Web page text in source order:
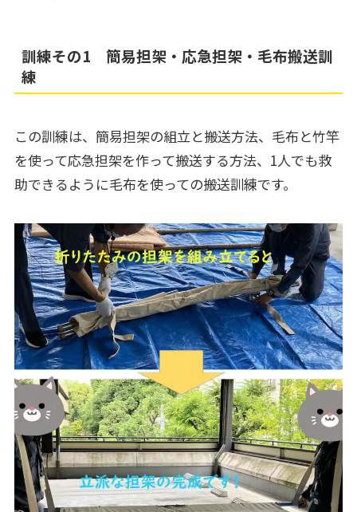
訓練その1 簡易担架・応急担架・毛布搬送訓
練
この訓練は、簡易担架の組立と搬送方法、毛布と竹竿
を使って応急担架を作って搬送する方法、1人でも救
助できるように毛布を使っての搬送訓練です。